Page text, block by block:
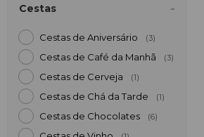
Cestas
Cestas de Aniversário (3)
Cestas de Café da Manh (3)
Cestas de Cerveja (1)
Cestas de Chá da Tarde (1)
Cestas de Chocolates (6)